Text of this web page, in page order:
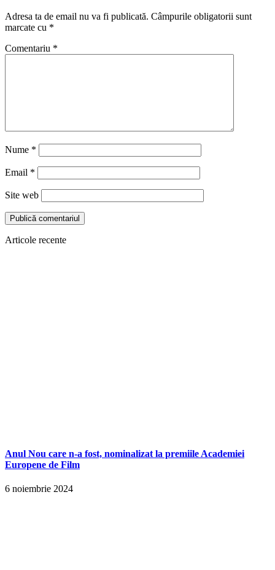
Adresa ta de email nu va fi publicată. Câmpurile obligatorii sunt
marcate cu *
Comentariu *
Nume *
Email *
Site web
Articole recente
Anul Nou care n-a fost, nominalizat la premiile Academiei
Europene de Film
6 noiembrie 2024